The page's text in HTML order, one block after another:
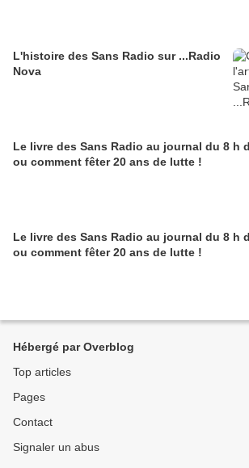
L'histoire des Sans Radio sur ...Radio
Nova
Le livre des Sans Radio au journal du 8 h
ou comment fêter 20 ans de lutte !
Le livre des Sans Radio au journal du 8 h
ou comment fêter 20 ans de lutte !
Hébergé par Overblog
Top articles
Pages
Contact
Signaler un abus